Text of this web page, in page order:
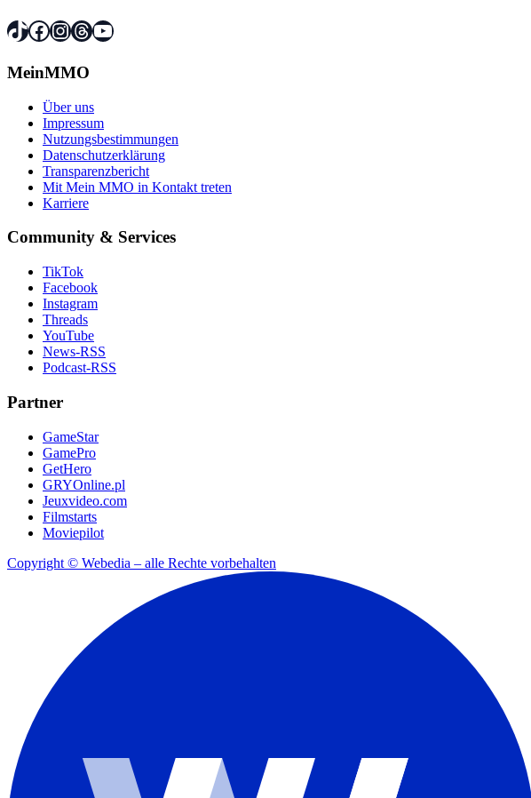
TikTok
Facebook
Instagram
Threads
YouTube
MeinMMO
Über uns
Impressum
Nutzungsbestimmungen
Datenschutzerklärung
Transparenzbericht
Mit Mein MMO in Kontakt treten
Karriere
Community & Services
TikTok
Facebook
Instagram
Threads
YouTube
News-RSS
Podcast-RSS
Partner
GameStar
GamePro
GetHero
GRYOnline.pl
Jeuxvideo.com
Filmstarts
Moviepilot
Copyright © Webedia – alle Rechte vorbehalten